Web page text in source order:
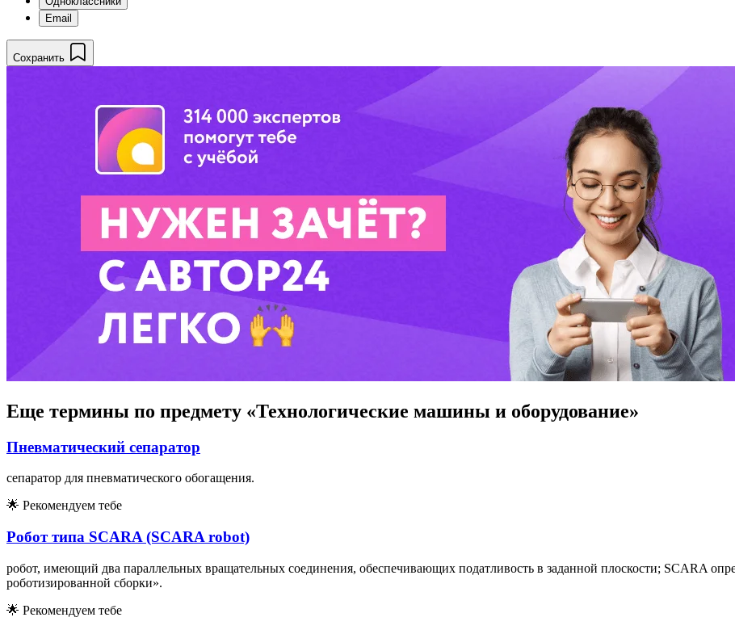
Email
Сохранить
Еще термины по предмету «Технологические машины и оборудование»
Пневматический сепаратор
сепаратор для пневматического обогащения.
🌟 Рекомендуем тебе
Робот типа SCARA (SCARA robot)
робот, имеющий два параллельных вращательных соединения, обеспечивающих податливость в заданной плоскости; SCARA
роботизированной сборки».
🌟 Рекомендуем тебе